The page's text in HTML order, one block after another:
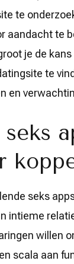
te
aandacht te
je de kans
te
en
seks
intieme
willen
scala aan